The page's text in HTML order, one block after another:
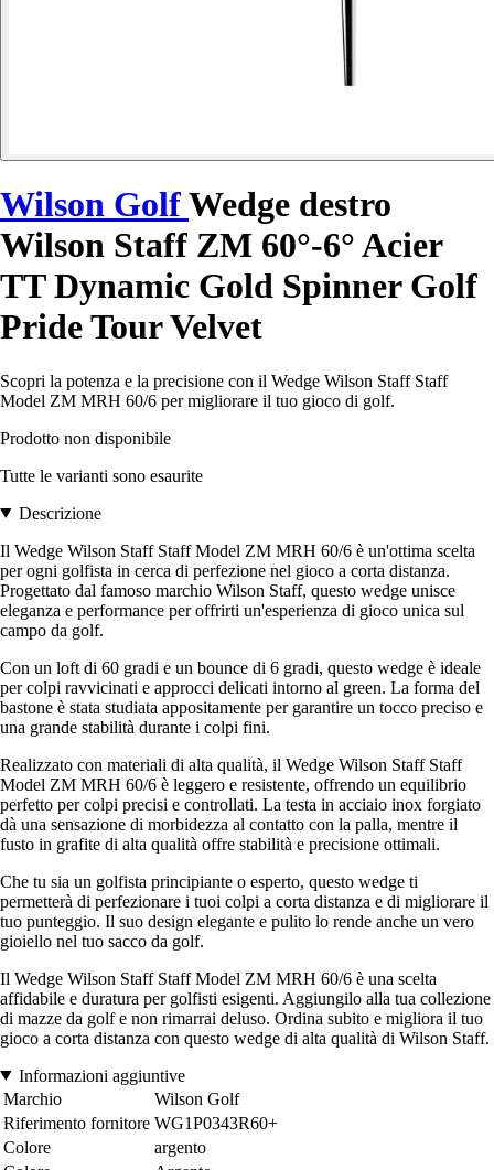
Wilson GolfWedge destro
Wilson Staff ZM 60°-6° Acier
TT Dynamic Gold Spinner Golf
Pride Tour Velvet
Scopri la potenza e la precisione con il Wedge Wilson Staff Staff
Model ZM MRH 60/6 per migliorare il tuo gioco di golf.
Prodotto non disponibile
Tutte le varianti sono esaurite
Descrizione
Il Wedge Wilson Staff Staff Model ZM MRH 60/6 è un'ottima scelta
per ogni golfista in cerca di perfezione nel gioco a corta distanza.
Progettato dal famoso marchio Wilson Staff, questo wedge unisce
eleganza e performance per offrirti un'esperienza di gioco unica sul
campo da golf.
Con un loft di 60 gradi e un bounce di 6 gradi, questo wedge è ideale
per colpi ravvicinati e approcci delicati intorno al green. La forma del
bastone è stata studiata appositamente per garantire un tocco preciso e
una grande stabilità durante i colpi fini.
Realizzato con materiali di alta qualità, il Wedge Wilson Staff Staff
Model ZM MRH 60/6 è leggero e resistente, offrendo un equilibrio
perfetto per colpi precisi e controllati. La testa in acciaio inox forgiato
dà una sensazione di morbidezza al contatto con la palla, mentre il
fusto in grafite di alta qualità offre stabilità e precisione ottimali.
Che tu sia un golfista principiante o esperto, questo wedge ti
permetterà di perfezionare i tuoi colpi a corta distanza e di migliorare il
tuo punteggio. Il suo design elegante e pulito lo rende anche un vero
gioiello nel tuo sacco da golf.
Il Wedge Wilson Staff Staff Model ZM MRH 60/6 è una scelta
affidabile e duratura per golfisti esigenti. Aggiungilo alla tua collezione
di mazze da golf e non rimarrai deluso. Ordina subito e migliora il tuo
gioco a corta distanza con questo wedge di alta qualità di Wilson Staff.
Informazioni aggiuntive
Marchio
Wilson Golf
Riferimento fornitore WG1P0343R60+
Colore
argento